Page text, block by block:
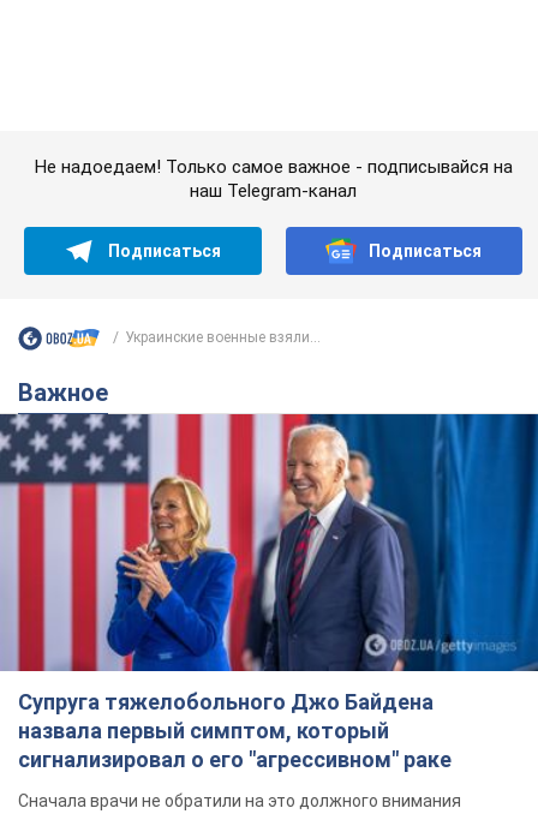
Важное
Супруга тяжелобольного Джо Байдена
назвала первый симптом, который
сигнализировал о его "агрессивном" раке
Сначала врачи не обратили на это должного внимания
6.08.2026 12:46 15,6 т.
Отпуск Леси Никитюк в Карпатах
обернулся скандалом: почему
ведущую несправедливо захейтили
Знаменитость вышла на прямую
над "i"